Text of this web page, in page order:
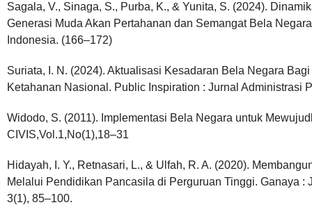
Sagala, V., Sinaga, S., Purba, K., & Yunita, S. (2024).
Generasi Muda Akan Pertahanan dan Semangat Bela
Indonesia. (166–172)
Suriata, I. N. (2024). Aktualisasi Kesadaran Bela Negara
Ketahanan Nasional. Public Inspiration : Jurnal Administrasi
Widodo, S. (2011). Implementasi Bela Negara untuk
CIVIS,Vol.1,No(1),18–31
Hidayah, I. Y., Retnasari, L., & Ulfah, R. A. (2020).
Melalui Pendidikan Pancasila di Perguruan Tinggi. Ganaya :
3(1), 85–100.